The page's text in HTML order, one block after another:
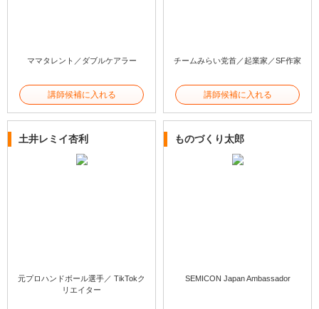
ママタレント／ダブルケアラー
講師候補に入れる
チームみらい党首／起業家／SF作家
講師候補に入れる
土井レミイ杏利
元プロハンドボール選手／ TikTokク
リエイター
ものづくり太郎
SEMICON Japan Ambassador